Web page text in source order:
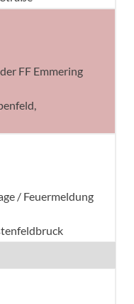
FF Emmering
/ Feuermeldung